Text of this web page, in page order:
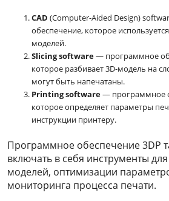
CAD (Computer-Aided Design)
обеспечение, которое
моделей.
Slicing software— программное
которое разбивает 3D-модель на
могут быть напечатаны.
Printing software— программное
которое определяет параметры
инструкции принтеру.
Программное обеспечение 3DP
включать в себя инструменты
моделей, оптимизации
мониторинга процесса печати.